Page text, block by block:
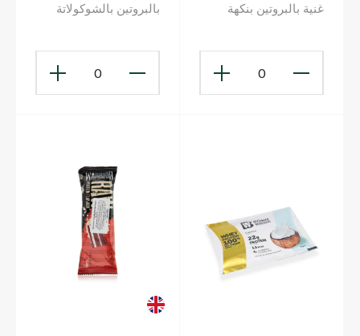
غنية بالبروتين بنكهة
0
بالبروتين بالشوكولاتة
0